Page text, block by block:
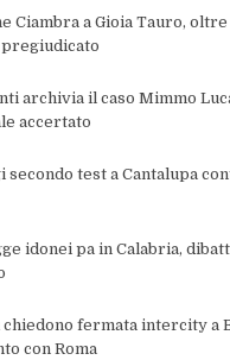
Ciambra a Gioia Tauro,
archivia il caso Mimmo
accertato
secondo test a Cantalupa
idonei pa in Calabria,
chiedono fermata intercity a
con Roma